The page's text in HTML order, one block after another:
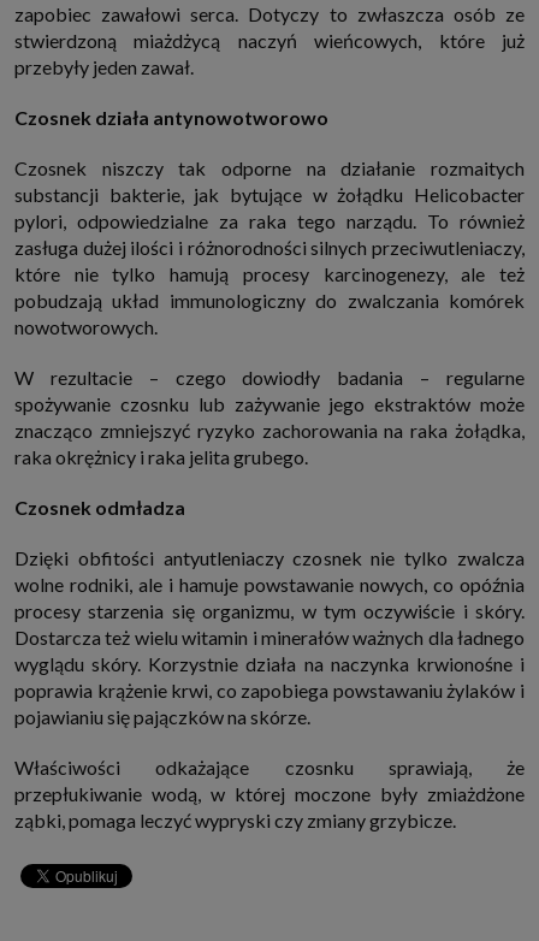
zapobiec zawałowi serca. Dotyczy to zwłaszcza osób ze
stwierdzoną miażdżycą naczyń wieńcowych, które już
przebyły jeden zawał.
Czosnek działa antynowotworowo
Czosnek niszczy tak odporne na działanie rozmaitych
substancji bakterie, jak bytujące w żołądku Helicobacter
pylori, odpowiedzialne za raka tego narządu. To również
zasługa dużej ilości i różnorodności silnych przeciwutleniaczy,
które nie tylko hamują procesy karcinogenezy, ale też
pobudzają układ immunologiczny do zwalczania komórek
nowotworowych.
W rezultacie – czego dowiodły badania – regularne
spożywanie czosnku lub zażywanie jego ekstraktów może
znacząco zmniejszyć ryzyko zachorowania na raka żołądka,
raka okrężnicy i raka jelita grubego.
Czosnek odmładza
Dzięki obfitości antyutleniaczy czosnek nie tylko zwalcza
wolne rodniki, ale i hamuje powstawanie nowych, co opóźnia
procesy starzenia się organizmu, w tym oczywiście i skóry.
Dostarcza też wielu witamin i minerałów ważnych dla ładnego
wyglądu skóry. Korzystnie działa na naczynka krwionośne i
poprawia krążenie krwi, co zapobiega powstawaniu żylaków i
pojawianiu się pajączków na skórze.
Właściwości odkażające czosnku sprawiają, że
przepłukiwanie wodą, w której moczone były zmiażdżone
ząbki, pomaga leczyć wypryski czy zmiany grzybicze.